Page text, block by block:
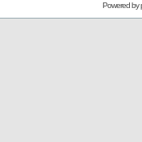
Powered by